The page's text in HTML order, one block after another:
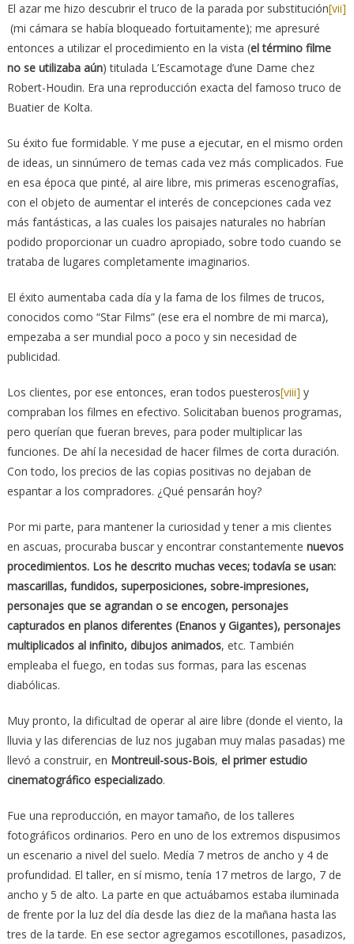
El azar me hizo descubrir el truco de la parada por substitución[vii]
(mi cámara se había bloqueado fortuitamente); me apresuré
entonces a utilizar el procedimiento en la vista (el término filme
no se utilizaba aún) titulada L’Escamotage d’une Dame chez
Robert-Houdin. Era una reproducción exacta del famoso truco de
Buatier de Kolta.
Su éxito fue formidable. Y me puse a ejecutar, en el mismo orden
de ideas, un sinnúmero de temas cada vez más complicados. Fue
en esa época que pinté, al aire libre, mis primeras escenografías,
con el objeto de aumentar el interés de concepciones cada vez
más fantásticas, a las cuales los paisajes naturales no habrían
podido proporcionar un cuadro apropiado, sobre todo cuando se
trataba de lugares completamente imaginarios.
El éxito aumentaba cada día y la fama de los filmes de trucos,
conocidos como “Star Films” (ese era el nombre de mi marca),
empezaba a ser mundial poco a poco y sin necesidad de
publicidad.
Los clientes, por ese entonces, eran todos puesteros[viii] y
compraban los filmes en efectivo. Solicitaban buenos programas,
pero querían que fueran breves, para poder multiplicar las
funciones. De ahí la necesidad de hacer filmes de corta duración.
Con todo, los precios de las copias positivas no dejaban de
espantar a los compradores. ¿Qué pensarán hoy?
Por mi parte, para mantener la curiosidad y tener a mis clientes
en ascuas, procuraba buscar y encontrar constantemente nuevos
procedimientos. Los he descrito muchas veces; todavía se usan:
mascarillas, fundidos, superposiciones, sobre-impresiones,
personajes que se agrandan o se encogen, personajes
capturados en planos diferentes (Enanos y Gigantes), personajes
multiplicados al infinito, dibujos animados, etc. También
empleaba el fuego, en todas sus formas, para las escenas
diabólicas.
Muy pronto, la dificultad de operar al aire libre (donde el viento, la
lluvia y las diferencias de luz nos jugaban muy malas pasadas) me
llevó a construir, en Montreuil-sous-Bois, el primer estudio
cinematográfico especializado.
Fue una reproducción, en mayor tamaño, de los talleres
fotográficos ordinarios. Pero en uno de los extremos dispusimos
un escenario a nivel del suelo. Medía 7 metros de ancho y 4 de
profundidad. El taller, en sí mismo, tenía 17 metros de largo, 7 de
ancho y 5 de alto. La parte en que actuábamos estaba iluminada
de frente por la luz del día desde las diez de la mañana hasta las
tres de la tarde. En ese sector agregamos escotillones, pasadizos,